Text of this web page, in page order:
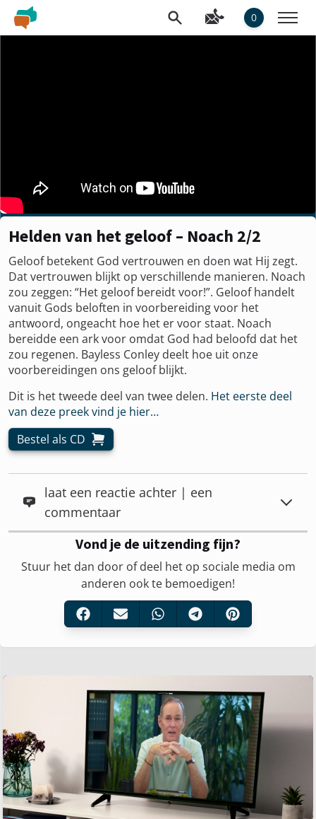
0
Helden van het geloof – Noach 2/2
Geloof betekent God vertrouwen en doen wat Hij zegt.
Dat vertrouwen blijkt op verschillende manieren. Noach
zou zeggen: “Het geloof bereidt voor!”. Geloof handelt
vanuit Gods beloften in voorbereiding voor het
antwoord, ongeacht hoe het er voor staat. Noach
bereidde een ark voor omdat God had beloofd dat het
zou regenen. Bayless Conley deelt hoe uit onze
voorbereidingen ons geloof blijkt.
Dit is het tweede deel van twee delen. Het eerste deel
van deze preek vind je hier…
Bestel als CD
laat een reactie achter | een
commentaar
Vond je de uitzending fijn?
Stuur het dan door of deel het op sociale media om
anderen ook te bemoedigen!